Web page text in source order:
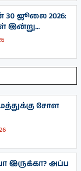
ஜூலை 2026:
இன்று...
சோள
இருக்கா? அப்ப